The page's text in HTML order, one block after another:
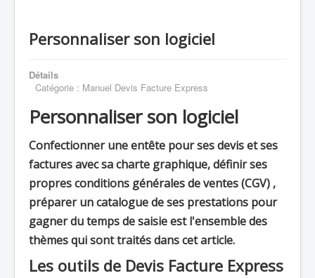
Personnaliser son logiciel
Détails
Catégorie : Manuel Devis Facture Express
Personnaliser son logiciel
Confectionner une entête pour ses devis et ses
factures avec sa charte graphique, définir ses
propres conditions générales de ventes (CGV) ,
préparer un catalogue de ses prestations pour
gagner du temps de saisie est l'ensemble des
thèmes qui sont traités dans cet article.
Les outils de Devis Facture Express